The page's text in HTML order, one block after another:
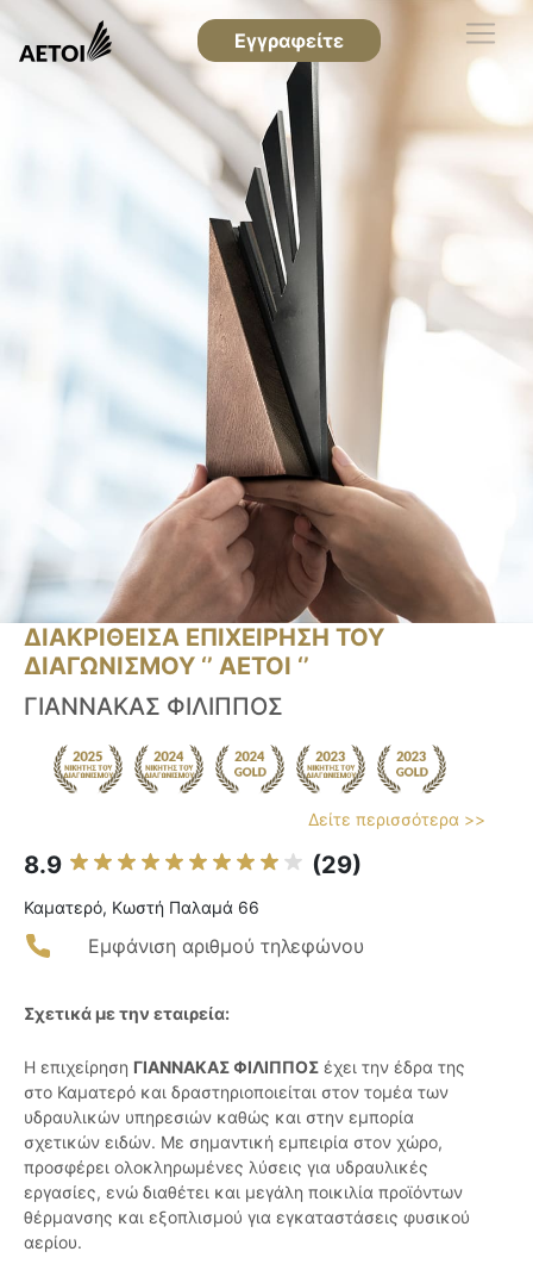
Εγγραφείτε
ΔΙΑΚΡΙΘΕΙΣΑ ΕΠΙΧΕΙΡΗΣΗ ΤΟΥ
ΔΙΑΓΩΝΙΣΜΟΥ ‘’ ΑΕΤΟΙ ‘’
ΓΙΑΝΝΑΚΑΣ ΦΙΛΙΠΠΟΣ
Δείτε περισσότερα >>
8.9 (29)
Καματερό, Κωστή Παλαμά 66
Εμφάνιση αριθμού τηλεφώνου
Σχετικά με την εταιρεία:
Η επιχείρηση ΓΙΑΝΝΑΚΑΣ ΦΙΛΙΠΠΟΣ έχει την έδρα της
στο Καματερό και δραστηριοποιείται στον τομέα των
υδραυλικών υπηρεσιών καθώς και στην εμπορία
σχετικών ειδών. Με σημαντική εμπειρία στον χώρο,
προσφέρει ολοκληρωμένες λύσεις για υδραυλικές
εργασίες, ενώ διαθέτει και μεγάλη ποικιλία προϊόντων
θέρμανσης και εξοπλισμού για εγκαταστάσεις φυσικού
αερίου.